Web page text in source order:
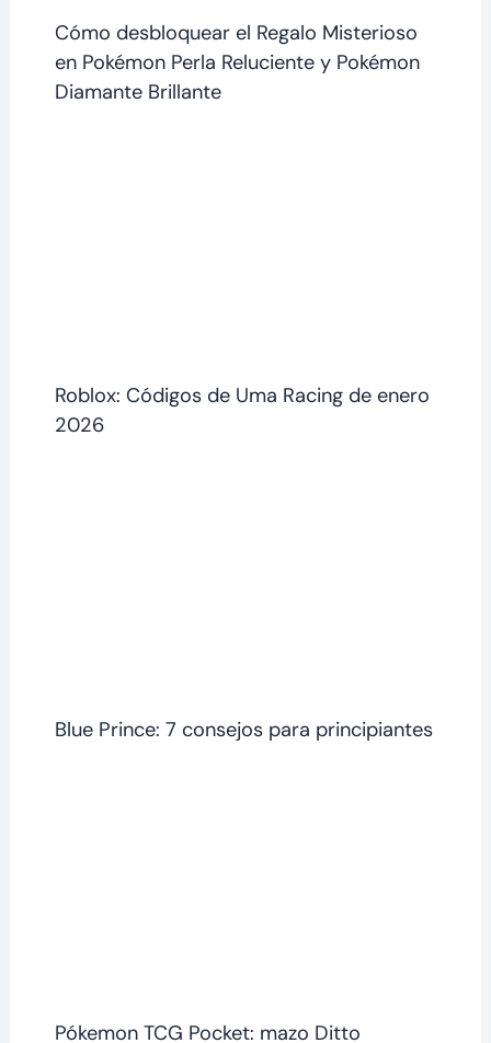
Cómo desbloquear el Regalo Misterioso
en Pokémon Perla Reluciente y Pokémon
Diamante Brillante
Roblox: Códigos de Uma Racing de enero
2026
Blue Prince: 7 consejos para principiantes
Pókemon TCG Pocket: mazo Ditto